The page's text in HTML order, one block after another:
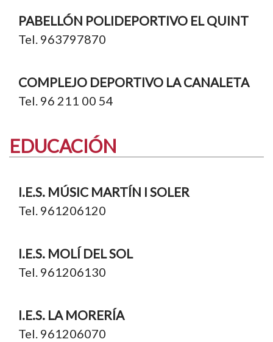
PABELLÓN POLIDEPORTIVO EL QUINT
Tel. 963797870
COMPLEJO DEPORTIVO LA CANALETA
Tel. 96 211 00 54
EDUCACIÓN
I.E.S. MÚSIC MARTÍN I SOLER
Tel. 961206120
I.E.S. MOLÍ DEL SOL
Tel. 961206130
I.E.S. LA MORERÍA
Tel. 961206070